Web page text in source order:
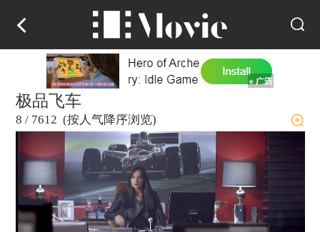
极品飞车
8 / 7612 (按人气降序浏览)